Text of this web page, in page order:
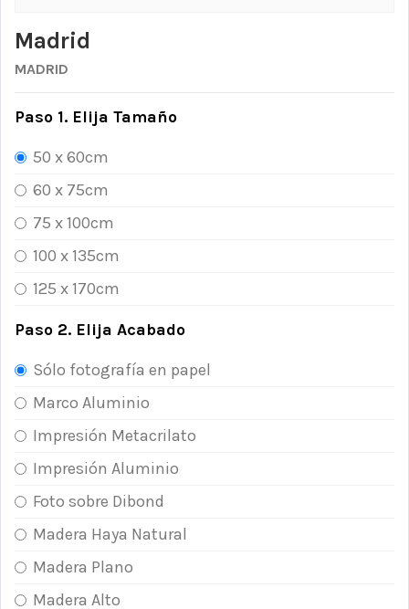
Madrid
MADRID
Paso 1. Elija Tamaño
50 x 60cm
60 x 75cm
75 x 100cm
100 x 135cm
125 x 170cm
Paso 2. Elija Acabado
Sólo fotografía en papel
Marco Aluminio
Impresión Metacrilato
Impresión Aluminio
Foto sobre Dibond
Madera Haya Natural
Madera Plano
Madera Alto